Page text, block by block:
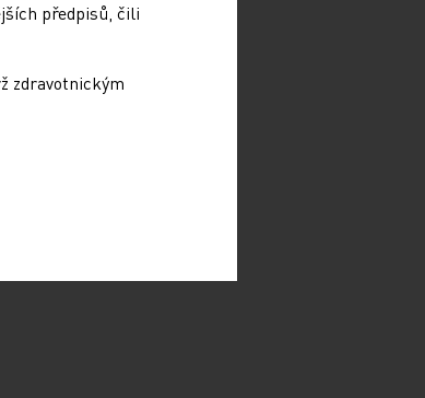
předpisů, čili
zdravotnickým